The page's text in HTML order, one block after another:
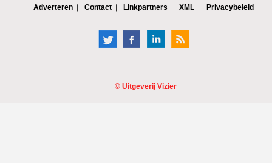
Adverteren
Contact Linkpartners XML Privacybeleid
© Uitgeverij Vizier